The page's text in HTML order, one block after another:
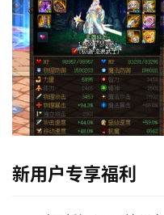
新用户专享福利